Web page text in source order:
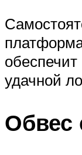
удачной
Обвес